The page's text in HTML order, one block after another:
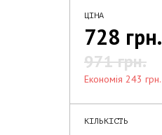
ЦІНА
728 грн.
971 грн.
економія 243 грн.
КІЛЬКІСТЬ